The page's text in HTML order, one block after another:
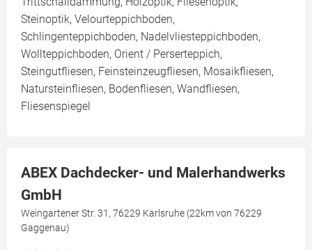
Steinoptik, Velourteppichboden,
Schlingenteppichboden, Nadelvliesteppichboden,
Wollteppichboden, Orient / Perserteppich,
Steingutfliesen, Feinsteinzeugfliesen, Mosaikfliesen,
Natursteinfliesen, Bodenfliesen, Wandfliesen,
Fliesenspiegel
ABEX Dachdecker- und Malerhandwerks
GmbH
Weingartener Str. 31, 76229 Karlsruhe (22km von 76229
Gaggenau)